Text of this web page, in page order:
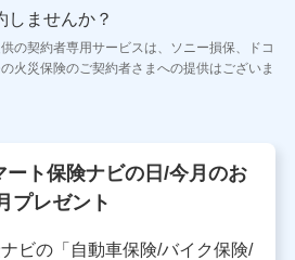
合わせ情報
するため
情報提供や、皆様に有用なお知らせ
問い合わせ内容の正確な把握のため
の職名、連絡先
央区日本橋人形町2-14-10 アー
しませんか？
の契約者専用サービスは、ソニー損保、ドコ
火災保険のご契約者さまへの提供はございま
ート保険ナビの日/今月のお
プレゼント
ビの「自動車保険/バイク保険/